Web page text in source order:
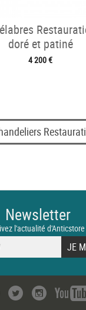
doré et patiné
4 200 €
Newsletter
l'actualité d'Anticstore